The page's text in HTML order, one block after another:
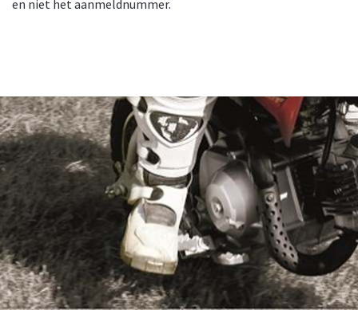
en niet het aanmeldnummer.